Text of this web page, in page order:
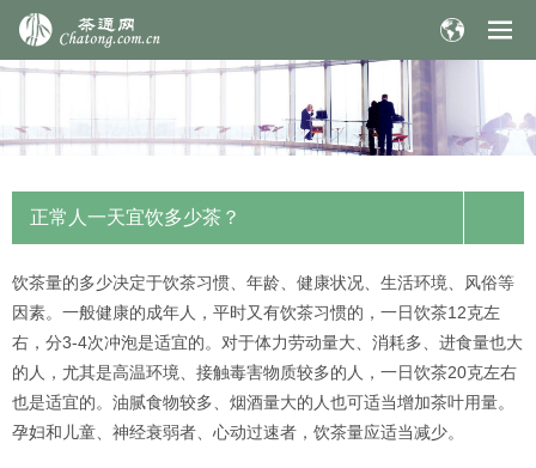
正常人一天宜饮多少茶？
饮茶量的多少决定于饮茶习惯、年龄、健康状况、生活环境、风俗等
因素。一般健康的成年人，平时又有饮茶习惯的，一日饮茶12克左
右，分3-4次冲泡是适宜的。对于体力劳动量大、消耗多、进食量也大
的人，尤其是高温环境、接触毒害物质较多的人，一日饮茶20克左右
也是适宜的。油腻食物较多、烟酒量大的人也可适当增加茶叶用量。
孕妇和儿童、神经衰弱者、心动过速者，饮茶量应适当减少。